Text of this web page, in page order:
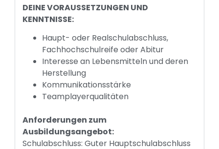
DEINE VORAUSSETZUNGEN UND
KENNTNISSE:
Haupt- oder Realschulabschluss,
Fachhochschulreife oder Abitur
Interesse an Lebensmitteln und deren
Herstellung
Kommunikationsstärke
Teamplayerqualitäten
Anforderungen zum
Ausbildungsangebot:
Schulabschluss: Guter Hauptschulabschluss